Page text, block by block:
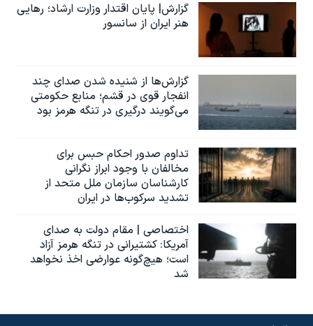
گزارش| پایان اقتدار وزارت ارشاد؛ رهایی
هنر ایران از سانسور
گزارش‌ها از شنیده شدن صدای چند
انفجار قوی در قشم؛ منابع حکومتی
می‌گویند درگیری در تنگه هرمز بود
تداوم صدور احکام حبس برای
مخالفان با وجود ابراز نگرانی
کارشناسان سازمان ملل متحد از
تشدید سرکوب‌ها در ایران
اختصاصی | مقام دولت به صدای
آمریکا: کشتیرانی در تنگه هرمز آزاد
است؛ هیچ‌گونه عوارضی اخذ نخواهد
شد